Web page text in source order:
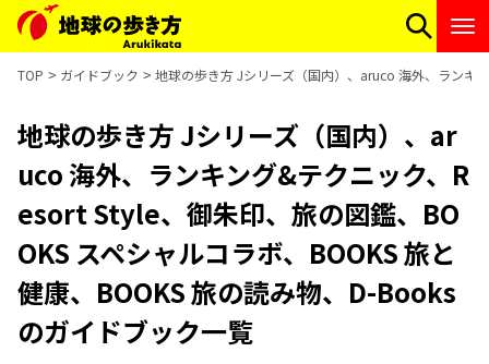
TOP ガイドブック 地球の歩き方 Jシリーズ（国内）、aruco 海外、ランキ
地球の歩き方 Jシリーズ（国内）、ar
uco 海外、ランキング&テクニック、R
esort Style、御朱印、旅の図鑑、BO
OKS スペシャルコラボ、BOOKS 旅と
健康、BOOKS 旅の読み物、D-Books
のガイドブック一覧